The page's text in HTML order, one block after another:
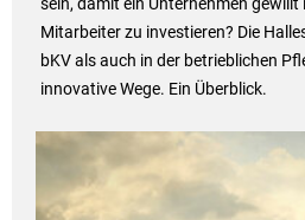
sein, damit ein Unternehmen gewillt
Mitarbeiter zu investieren? Die
bKV als auch in der betrieblichen
innovative Wege. Ein Überblick.